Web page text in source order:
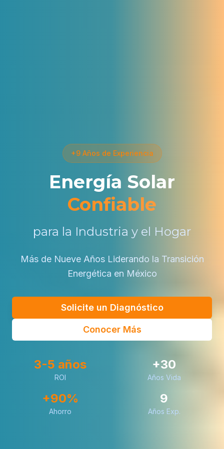
+9 Años de Experiencia
Energía Solar
Confiable
para la Industria y el Hogar
Más de Nueve Años Liderando la Transición
Energética en México
Solicite un Diagnóstico
Conocer Más
3-5 años
ROI
+30
Años Vida
+90%
Ahorro
9
Años Exp.